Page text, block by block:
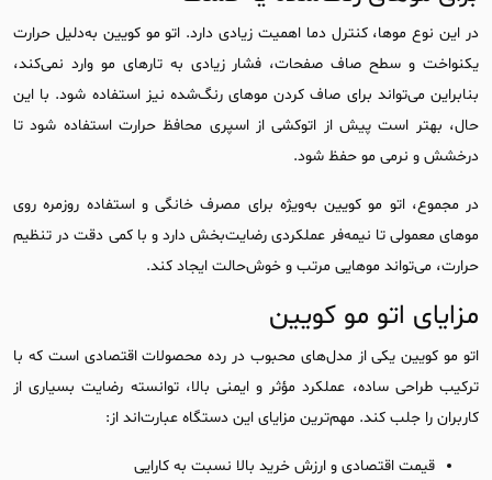
در این نوع موها، کنترل دما اهمیت زیادی دارد. اتو مو کویین به‌دلیل حرارت
یکنواخت و سطح صاف صفحات، فشار زیادی به تارهای مو وارد نمی‌کند،
بنابراین می‌تواند برای صاف کردن موهای رنگ‌شده نیز استفاده شود. با این
حال، بهتر است پیش از اتوکشی از اسپری محافظ حرارت استفاده شود تا
درخشش و نرمی مو حفظ شود.
در مجموع، اتو مو کویین به‌ویژه برای مصرف خانگی و استفاده روزمره روی
موهای معمولی تا نیمه‌فر عملکردی رضایت‌بخش دارد و با کمی دقت در تنظیم
حرارت، می‌تواند موهایی مرتب و خوش‌حالت ایجاد کند.
مزایای اتو مو کویین
اتو مو کویین یکی از مدل‌های محبوب در رده محصولات اقتصادی است که با
ترکیب طراحی ساده، عملکرد مؤثر و ایمنی بالا، توانسته رضایت بسیاری از
کاربران را جلب کند. مهم‌ترین مزایای این دستگاه عبارت‌اند از:
قیمت اقتصادی و ارزش خرید بالا نسبت به کارایی